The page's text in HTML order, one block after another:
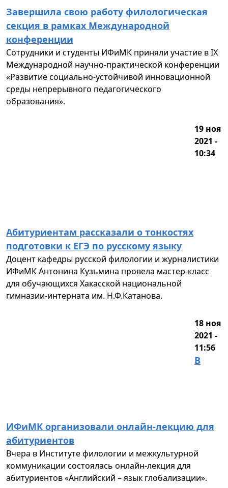
Завершила свою работу филологическая
секция в рамках Международной
конференции
Сотрудники и студенты ИФиМК приняли участие в IX
Международной научно-практической конференции
«Развитие социально-устойчивой инновационной
среды непрерывного педагогического
образования».
19 ноя
2021 -
10:34
Абитуриентам рассказали о тонкостях
подготовки к ЕГЭ по русскому языку
Доцент кафедры русской филологии и журналистики
ИФиМК Антонина Кузьмина провела мастер-класс
для обучающихся Хакасской национальной
гимназии-интерната им. Н.Ф.Катанова.
18 ноя
2021 -
11:56
В
ИФиМК организовали онлайн-лекцию для
абитуриентов
Вчера в Институте филологии и межкультурной
коммуникации состоялась онлайн-лекция для
абитуриентов «Английский – язык глобализации».